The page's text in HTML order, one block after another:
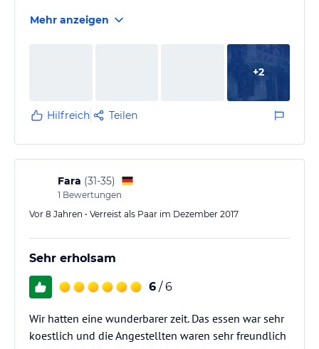
Mehr anzeigen
+2
Hilfreich Teilen
Fara (31-35)
1 Bewertungen
Vor 8 Jahren • Verreist als Paar im Dezember 2017
Sehr erholsam
6 / 6
Wir hatten eine wunderbarer zeit. Das essen war sehr
koestlich und die Angestellten waren sehr freundlich